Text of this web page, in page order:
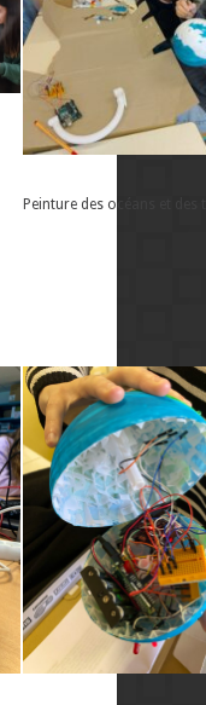
Peinture des océans et des